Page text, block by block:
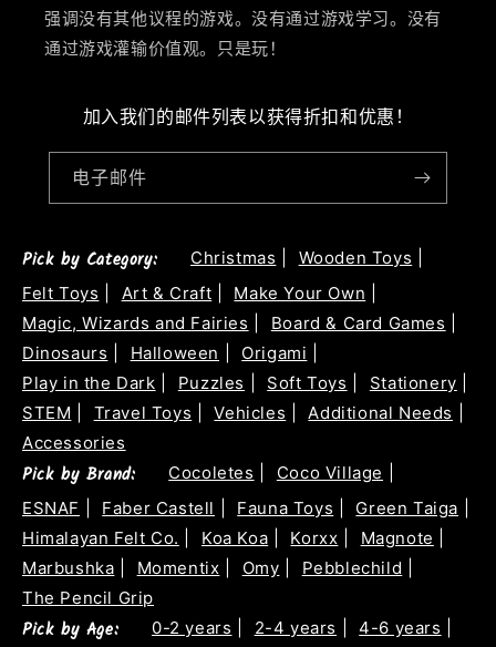
强调没有其他议程的游戏。没有通过游戏学习。没有
通过游戏灌输价值观。只是玩！
加入我们的邮件列表以获得折扣和优惠！
电子邮件
Pick by Category: Christmas Wooden Toys
Felt Toys
Art & Craft Make Your Own
Magic, Wizards and Fairies
Board & Card Games
Dinosaurs
Halloween Origami
Play in the Dark
Puzzles Soft Toys Stationery
STEM
Travel Toys Vehicles Additional Needs
Accessories
Pick by Brand: Cocoletes Coco Village
ESNAF
Faber Castell Fauna Toys Green Taiga
Himalayan Felt Co.
Koa Koa Korxx Magnote
Marbushka
Momentix Omy Pebblechild
The Pencil Grip
Pick by Age: 0-2 years 2-4 years 4-6 years